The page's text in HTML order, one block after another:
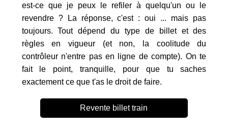
est-ce que je peux le refiler à quelqu'un ou le
revendre ? La réponse, c'est : oui ... mais pas
toujours. Tout dépend du type de billet et des
règles en vigueur (et non, la coolitude du
contrôleur n'entre pas en ligne de compte). On te
fait le point, tranquille, pour que tu saches
exactement ce que t'as le droit de faire.
Revente billet train